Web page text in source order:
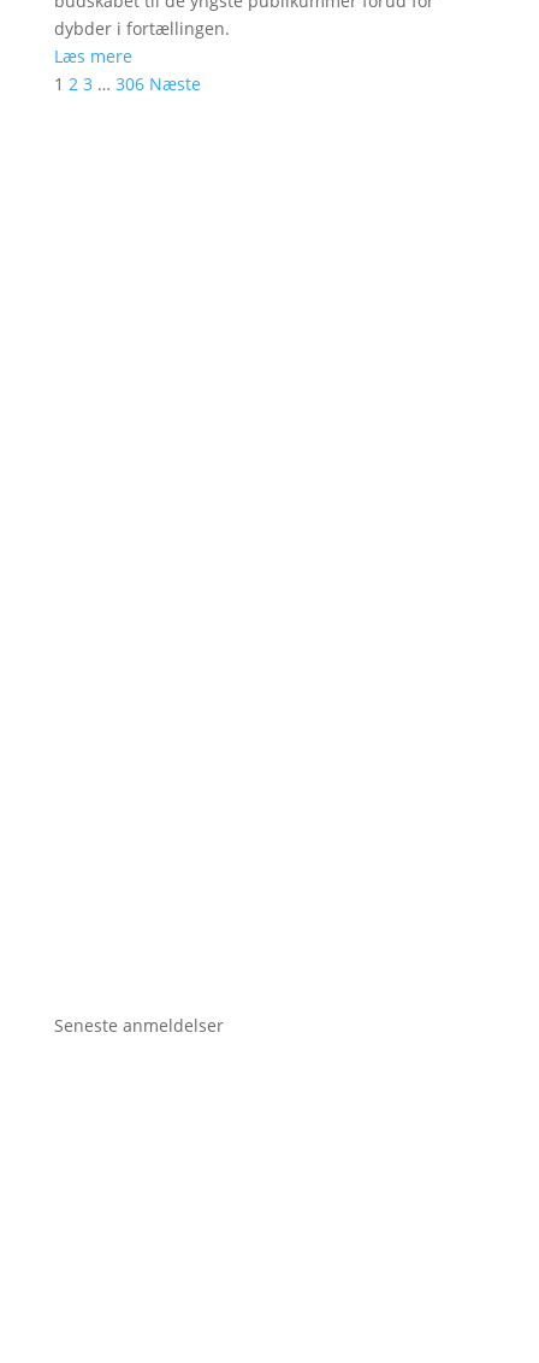
dybder i fortællingen.
Læs mere
1 2 3 … 306 Næste
Seneste anmeldelser